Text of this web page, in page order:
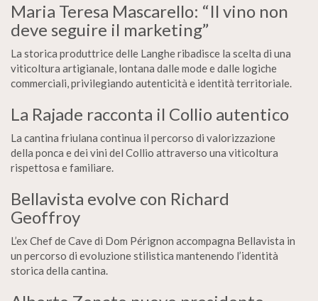
Maria Teresa Mascarello: “Il vino non
deve seguire il marketing”
La storica produttrice delle Langhe ribadisce la scelta di una
viticoltura artigianale, lontana dalle mode e dalle logiche
commerciali, privilegiando autenticità e identità territoriale.
La Rajade racconta il Collio autentico
La cantina friulana continua il percorso di valorizzazione
della ponca e dei vini del Collio attraverso una viticoltura
rispettosa e familiare.
Bellavista evolve con Richard
Geoffroy
L’ex Chef de Cave di Dom Pérignon accompagna Bellavista in
un percorso di evoluzione stilistica mantenendo l’identità
storica della cantina.